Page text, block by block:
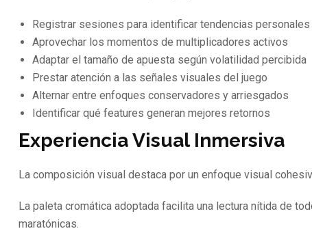
Registrar sesiones para identificar tendencias personales
Aprovechar los momentos de multiplicadores activos
Adaptar el tamaño de apuesta según volatilidad percibida
Prestar atención a las señales visuales del juego
Alternar entre enfoques conservadores y arriesgados
Identificar qué features generan mejores retornos
Experiencia Visual Inmersiva
La composición visual destaca por un enfoque visual
La paleta cromática adoptada facilita una lectura nítida de
maratónicas.